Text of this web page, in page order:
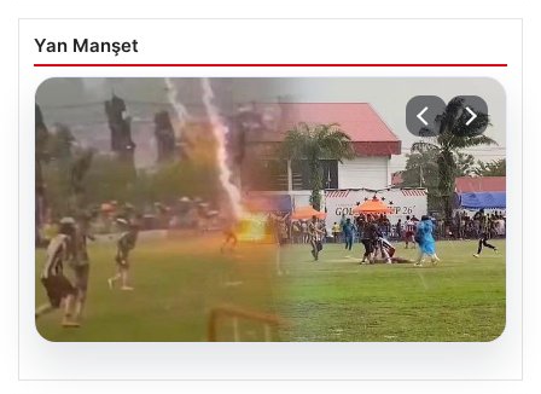
Yan Manşet
04.08.2026